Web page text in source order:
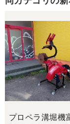
プロペラ溝堀機